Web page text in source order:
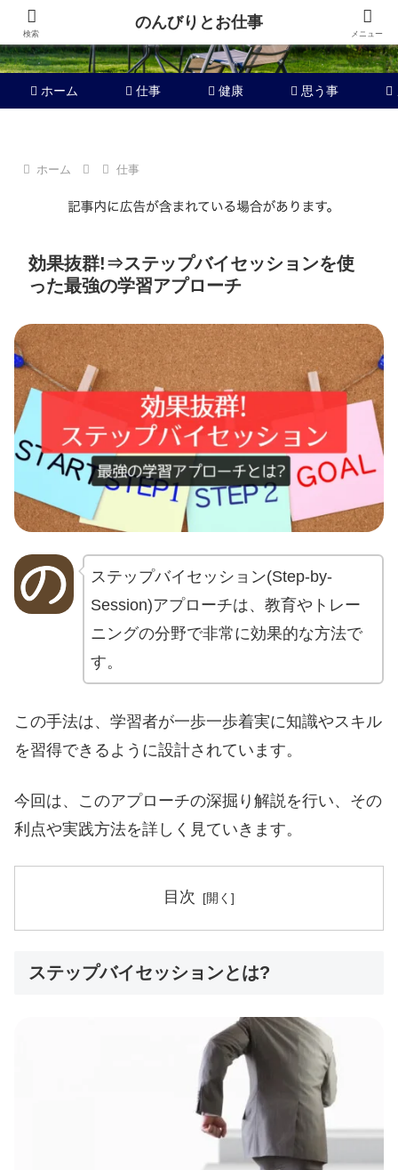
ホーム 仕事 健康 思う事
ホーム 仕事
効果抜群!⇒ステップバイセッションを使
った最強の学習アプローチ
ステップバイセッション(Step-by-
Session)アプローチは、教育やトレー
ニングの分野で非常に効果的な方法で
す。
この手法は、学習者が一歩一歩着実に知識やスキル
を習得できるように設計されています。
今回は、このアプローチの深掘り解説を行い、その
利点や実践方法を詳しく見ていきます。
目次
ステップバイセッションとは?
検索
のんびりとお仕事
メニュー